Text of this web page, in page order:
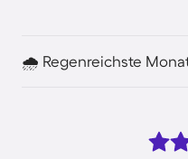
🌧️ Regenreichste